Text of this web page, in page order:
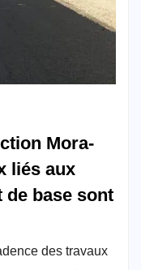
Mora-
liés aux
de base sont
des travaux